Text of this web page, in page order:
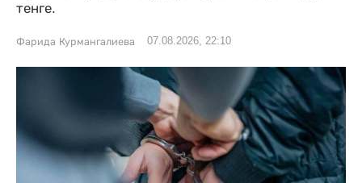
тенге.
Фарида Курмангалиева 07.08.2026, 22:10